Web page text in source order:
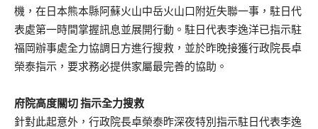
機，在日本熊本縣阿蘇火山中岳火山口附近失聯一事，駐日代
表處第一時間掌握訊息並展開行動。駐日代表李逸洋已指示駐
福岡辦事處全力協調日方進行搜救，並於昨晚接獲行政院長卓
榮泰指示，要求務必提供家屬最完善的協助。
府院高度關切 指示全力搜救
針對此起意外，行政院長卓榮泰昨深夜特別指示駐日代表李逸